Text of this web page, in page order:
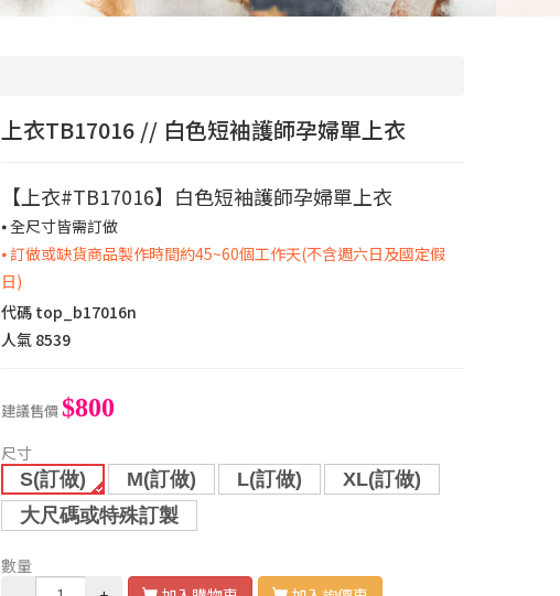
上衣TB17016 // 白色短袖護師孕婦單上衣
【上衣#TB17016】白色短袖護師孕婦單上衣
⦁ 全尺寸皆需訂做
⦁ 訂做或缺貨商品製作時間約45~60個工作天(不含週六日及國定假
日)
代碼 top_b17016n
人氣 8539
建議售價$800
尺寸
S(訂做)
M(訂做) L(訂做)
XL(訂做)
大尺碼或特殊訂製
數量